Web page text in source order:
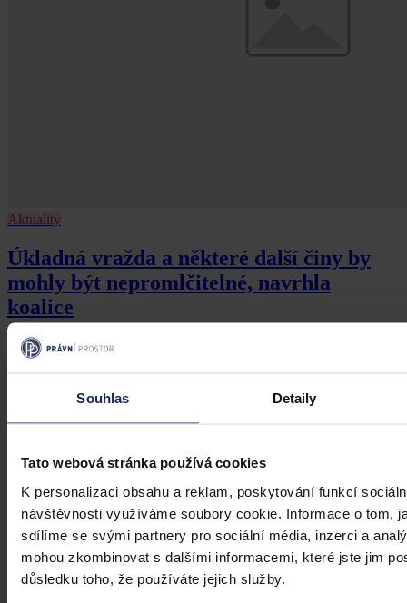
Souhlas Detaily
Tato webová stránka používá cookies
K personalizaci obsahu a reklam, poskytování funkcí
návštěvnosti využíváme soubory cookie. Informace o tom,
sdílíme se svými partnery pro sociální média, inzerci a
mohou zkombinovat s dalšími informacemi, které jste jim
důsledku toho, že používáte jejich služby.
Aktuality
Úkladná vražda a některé další činy by
mohly být nepromlčitelné, navrhla
koalice
Praha 1. srpna (ČTK) - Úkladná vražda a některé další trestné činy s
úmyslným usmrcením by se mohly zařadit mezi nepromlčitelné. Jde
teroristickým útokem a terorem, za něž hrozí až výjimečný trest.
ČTK • 3. srpna 2026, 10:04